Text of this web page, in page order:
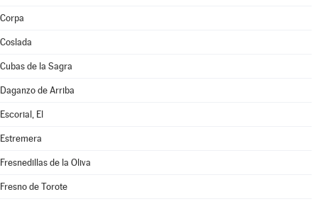
Corpa
Coslada
Cubas de la Sagra
Daganzo de Arriba
Escorial, El
Estremera
Fresnedillas de la Oliva
Fresno de Torote